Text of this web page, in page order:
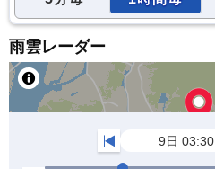
雨雲レーダー